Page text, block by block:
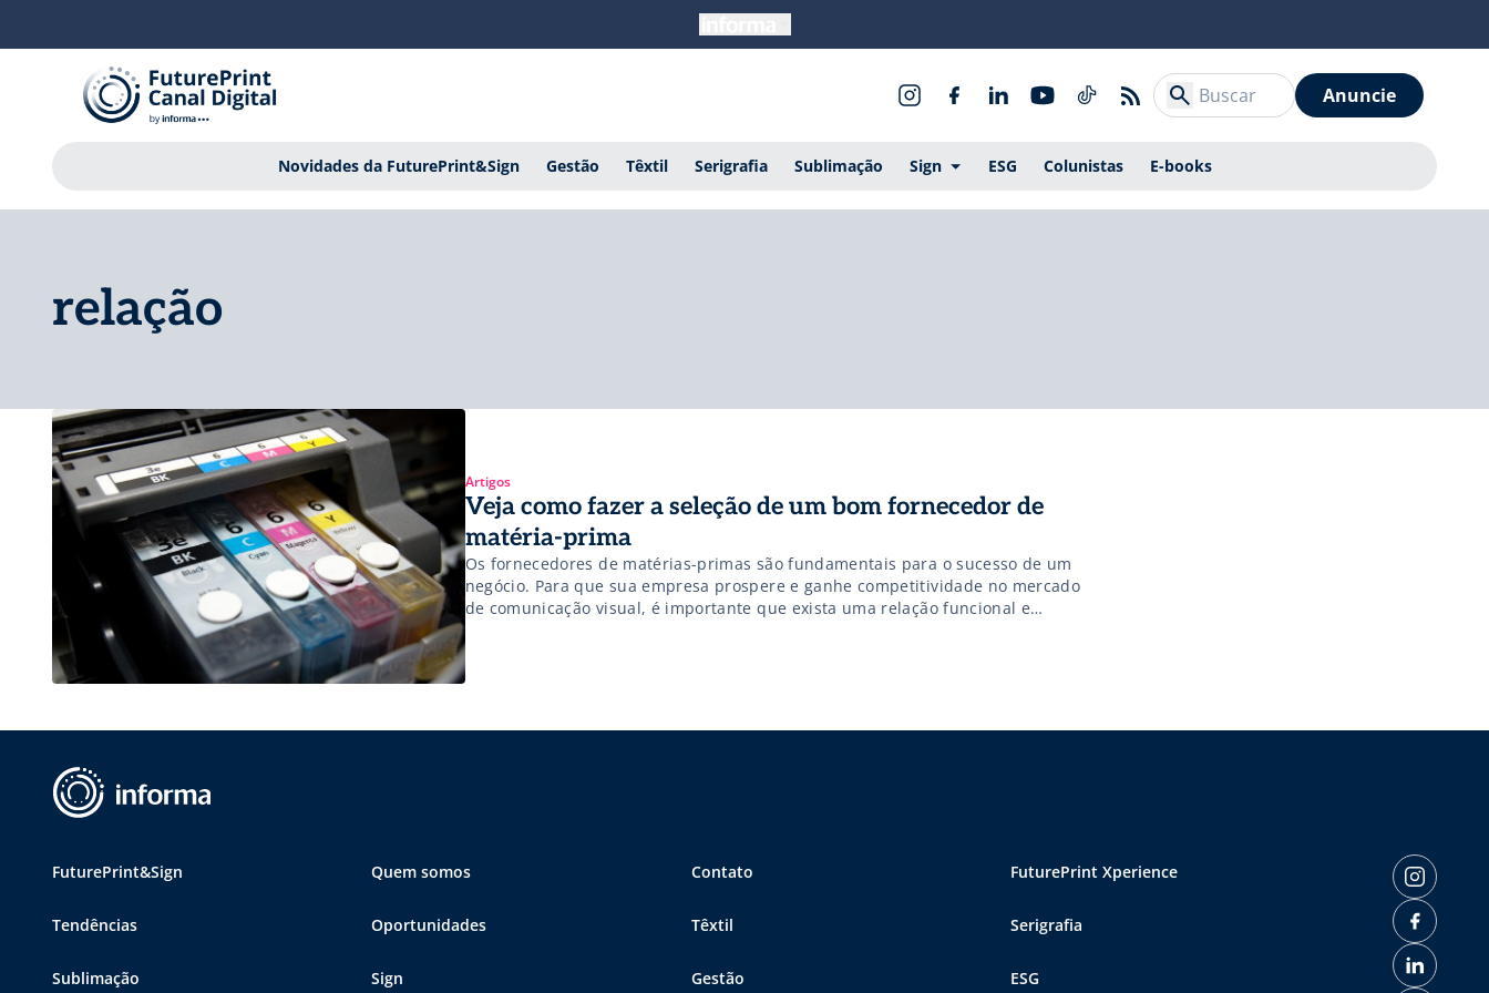
Anuncie
Novidades da FuturePrint&Sign Gestão Têxtil Serigrafia Sublimação Sign ESG Colunistas E-books
relação
Artigos
Veja como fazer a seleção de um bom fornecedor de
matéria-prima
Os fornecedores de matérias-primas são fundamentais para o sucesso de um
negócio. Para que sua empresa prospere e ganhe competitividade no mercado
de comunicação visual, é importante que exista uma relação funcional e
apenas um processo de cotação de preços, e, hoje, é uma atividade […]
FuturePrint&Sign Quem somos Contato FuturePrint Xperience
Tendências Oportunidades Têxtil Serigrafia
Sublimação Sign Gestão ESG